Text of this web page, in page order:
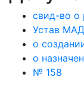
свид-во о
Устав
о
о
№ 158